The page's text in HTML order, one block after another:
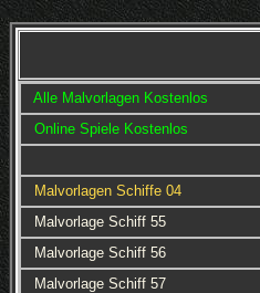
Alle Malvorlagen Kostenlos
Online Spiele Kostenlos
Malvorlagen Schiffe 04
Malvorlage Schiff 55
Malvorlage Schiff 56
Malvorlage Schiff 57